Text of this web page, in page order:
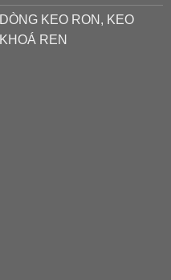
DÒNG KEO RON, KEO
KHOÁ REN